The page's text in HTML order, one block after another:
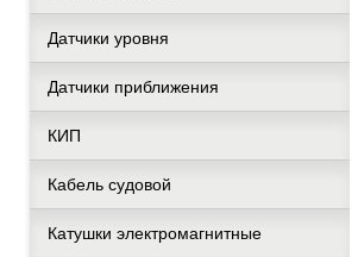
Датчики уровня
Датчики приближения
КИП
Кабель судовой
Катушки электромагнитные